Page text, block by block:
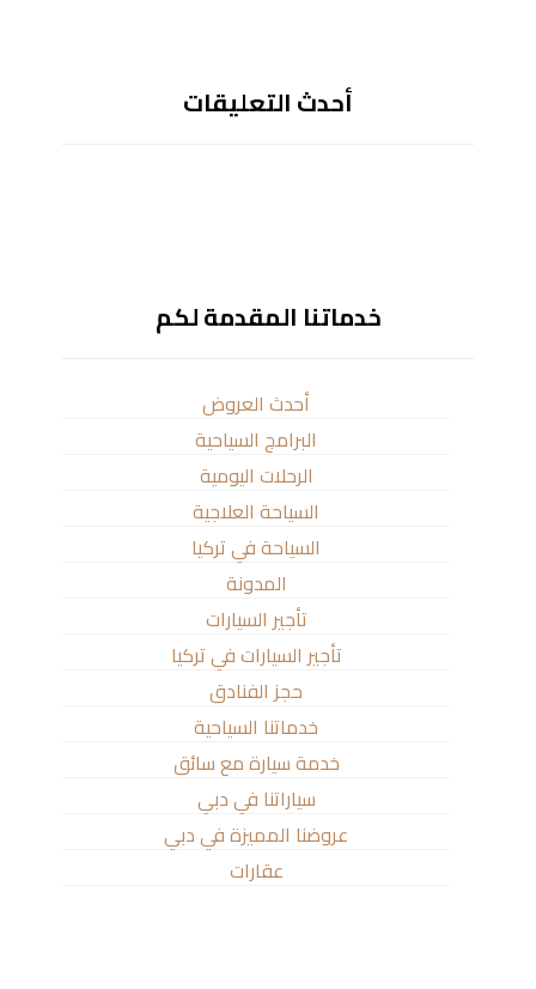
أحدث التعليقات
خدماتنا المقدمة لكم
أحدث العروض
البرامج السياحية
الرحلات اليومية
السياحة العلاجية
السياحة في تركيا
المدونة
تأجير السيارات
تأجير السيارات في تركيا
حجز الفنادق
خدماتنا السياحية
خدمة سيارة مع سائق
سياراتنا في دبي
عروضنا المميزة في دبي
عقارات